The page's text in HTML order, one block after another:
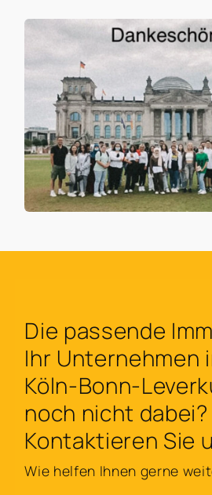
Die passende
Ihr Unternehmen
Köln-Bonn-
noch nicht dabei?
Kontaktieren Sie
Wie helfen Ihnen gerne